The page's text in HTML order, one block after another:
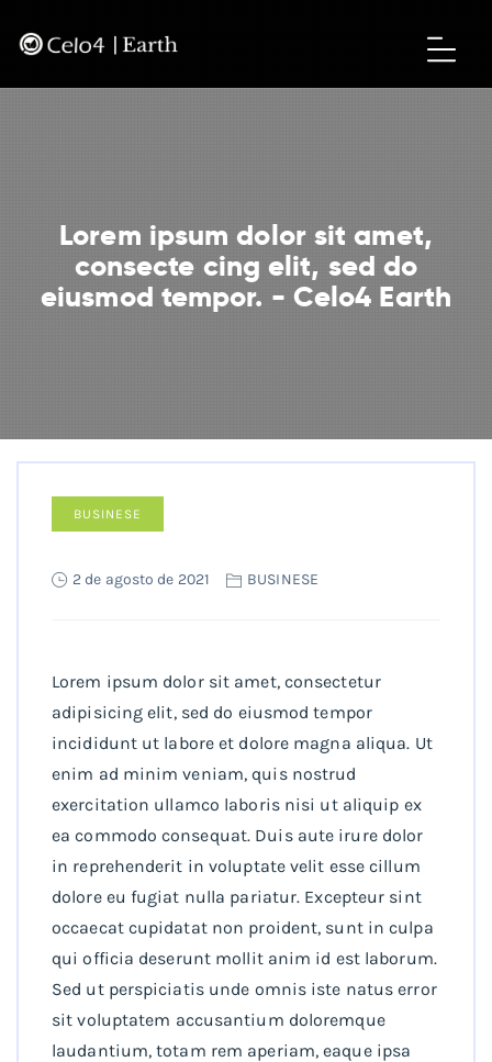
Lorem ipsum dolor sit amet,
consecte cing elit, sed do
eiusmod tempor. - Celo4 Earth
BUSINESE
2 de agosto de 2021 BUSINESE
Lorem ipsum dolor sit amet, consectetur
adipisicing elit, sed do eiusmod tempor
incididunt ut labore et dolore magna aliqua. Ut
enim ad minim veniam, quis nostrud
exercitation ullamco laboris nisi ut aliquip ex
ea commodo consequat. Duis aute irure dolor
in reprehenderit in voluptate velit esse cillum
dolore eu fugiat nulla pariatur. Excepteur sint
occaecat cupidatat non proident, sunt in culpa
qui officia deserunt mollit anim id est laborum.
Sed ut perspiciatis unde omnis iste natus error
sit voluptatem accusantium doloremque
laudantium, totam rem aperiam, eaque ipsa